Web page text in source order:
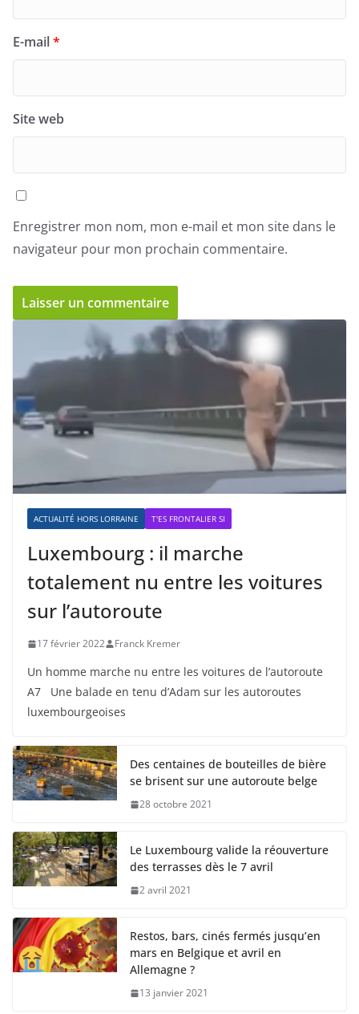
E-mail*
Site web
Enregistrer mon nom, mon e-mail et mon site dans le
navigateur pour mon prochain commentaire.
ACTUALITÉ HORS LORRAINE T'ES FRONTALIER SI
Luxembourg : il marche
totalement nu entre les voitures
sur l’autoroute
17 février 2022 Franck Kremer
Un homme marche nu entre les voitures de l’autoroute
A7 Une balade en tenu d’Adam sur les autoroutes
luxembourgeoises
Des centaines de bouteilles de bière
se brisent sur une autoroute belge
28 octobre 2021
Le Luxembourg valide la réouverture
des terrasses dès le 7 avril
2 avril 2021
Restos, bars, cinés fermés jusqu’en
mars en Belgique et avril en
Allemagne ?
13 janvier 2021